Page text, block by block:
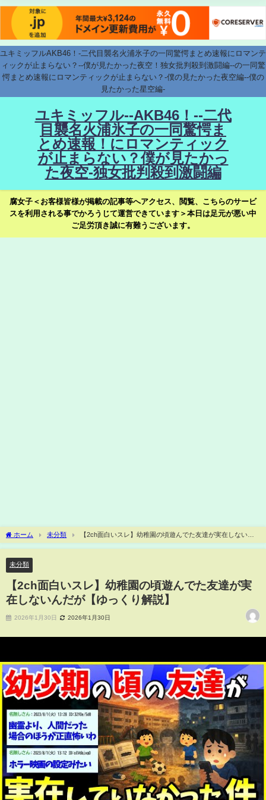
ユキミッフルAKB46！-二代目襲名火浦氷子の一同驚愕まとめ速報にロマンテ
ィックが止まらない？--僕が見たかった夜空！独女批判殺到激闘編--の一同驚
愕まとめ速報にロマンティックが止まらない？-僕の見たかった夜空編--僕の
見たかった星空編-
ユキミッフル--AKB46！--二代
目襲名火浦氷子の一同驚愕ま
とめ速報！にロマンティック
が止まらない？僕が見たかっ
た夜空-独女批判殺到激闘編
腐女子＜お客様皆様が掲載の記事等へアクセス、閲覧、こちらのサービ
スを利用される事でかろうじて運営できています＞本日は足元が悪い中
ご足労頂き誠に有難うございます。
ホーム 未分類
【2ch面白いスレ】幼稚園の頃遊んでた友達が実在しないん
だが【ゆっくり解説】
未分類
【2ch面白いスレ】幼稚園の頃遊んでた友達が実
在しないんだが【ゆっくり解説】
2026年1月30日 2026年1月30日